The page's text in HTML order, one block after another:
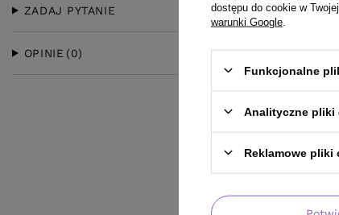
ZADAJ PYTANIE
OPINIE (0)
dostępu do cookie w
warunki Google
Funkcjonalne
Analityczne pliki
Reklamowe pliki